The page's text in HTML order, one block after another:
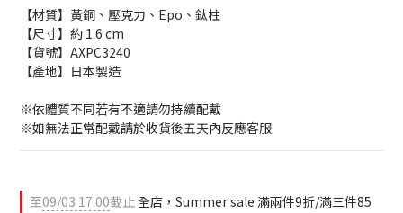
【材質】黃銅、壓克力、Epo、鈦柱
【尺寸】約 1.6 cm
【貨號】AXPC3240
【產地】日本製造
※依體質不同若有不適請勿持續配戴
※如無法正常配戴請於收貨後五天內反應客服
至09/03 17:00截止全店，Summer sale 滿兩件9折/滿三件85